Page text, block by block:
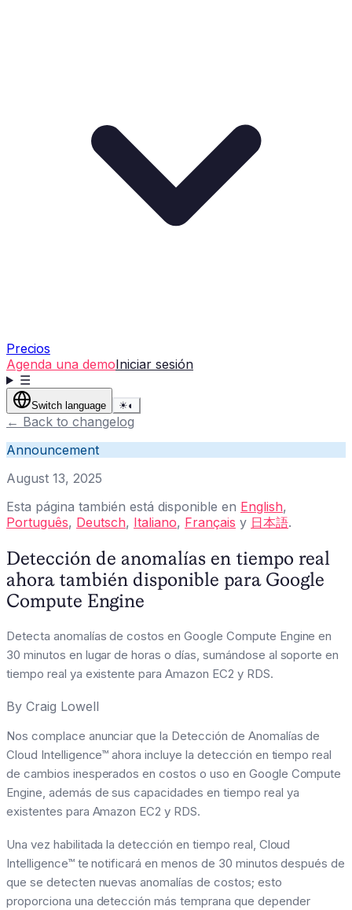
Precios
Agenda una demoIniciar sesión
☰
Switch language ☀◐
← Back to changelog
Announcement
August 13, 2025
Esta página también está disponible en English,
Português, Deutsch, Italiano, Français y 日本語.
Detección de anomalías en tiempo real
ahora también disponible para Google
Compute Engine
Detecta anomalías de costos en Google Compute Engine en
30 minutos en lugar de horas o días, sumándose al soporte en
tiempo real ya existente para Amazon EC2 y RDS.
By Craig Lowell
Nos complace anunciar que la Detección de Anomalías de
Cloud Intelligence™ ahora incluye la detección en tiempo real
de cambios inesperados en costos o uso en Google Compute
Engine, además de sus capacidades en tiempo real ya
existentes para Amazon EC2 y RDS.
Una vez habilitada la detección en tiempo real, Cloud
Intelligence™ te notificará en menos de 30 minutos después de
que se detecten nuevas anomalías de costos; esto
proporciona una detección más temprana que depender